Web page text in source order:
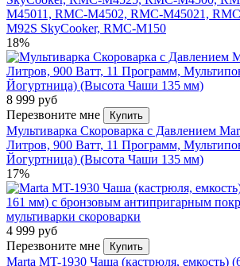
M45011, RMC-M4502, RMC-M45021,
M92S SkyCooker, RMC-M150
18%
8 999 руб
Перезвоните мне
Купить
Мультиварка Скороварка с Давлением
Литров, 900 Ватт, 11 Программ,
Йогуртница) (Высота Чаши 135 мм)
17%
4 999 руб
Перезвоните мне
Купить
Marta MT-1930 Чаша (кастрюля, емкость)